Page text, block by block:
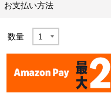
お支払い方法
数量